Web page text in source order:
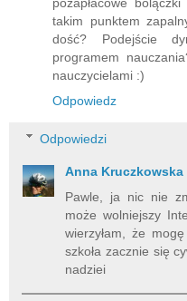
takim punktem
dość? Podejście
programem
nauczycielami :)
Odpowiedz
Odpowiedzi
Anna Kruczkowska
Pawle, ja nic nie
może wolniejszy
wierzyłam, że
szkoła zacznie się
nadziei